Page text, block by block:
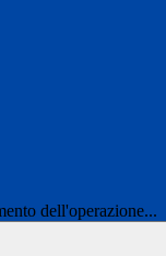
dell'operazione...